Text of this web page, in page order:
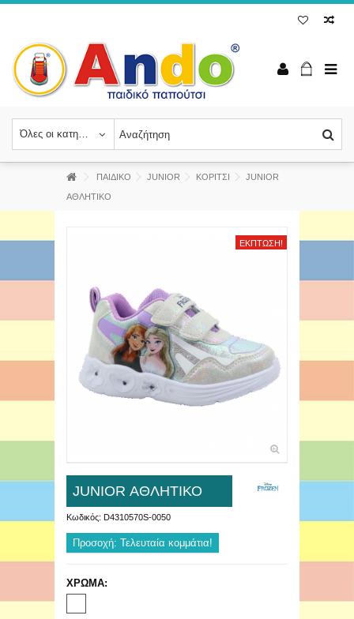
Όλες οι κατηγορίες
ΠΑΙΔΙΚΟ JUNIOR ΚΟΡΙΤΣΙ JUNIOR
ΑΘΛΗΤΙΚΟ
ΈΚΠΤΩΣΗ!
JUNIOR ΑΘΛΗΤΙΚΟ
Κωδικός: D4310570S-0050
Προσοχή: Τελευταία κομμάτια!
ΧΡΩΜΑ: